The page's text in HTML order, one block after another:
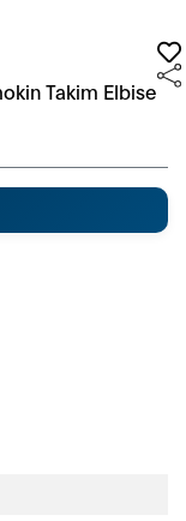
Takim Elbise